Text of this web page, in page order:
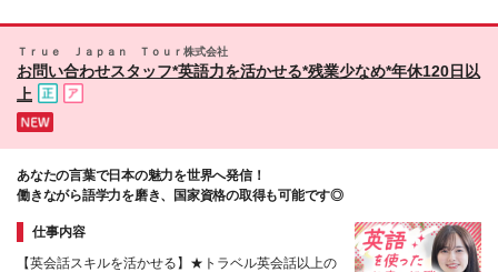
Ｔｒｕｅ Ｊａｐａｎ Ｔｏｕｒ株式会社
お問い合わせスタッフ*英語力を活かせる*残業少なめ*年休120日以
上
あなたの言葉で日本の魅力を世界へ発信！
働きながら語学力を磨き、国家資格の取得も可能です◎
仕事内容
【英会話スキルを活かせる】★トラベル英会話以上の